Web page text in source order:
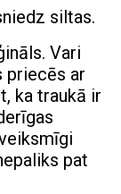
siltas.
Vari
priecēs ar
ka traukā ir
pat